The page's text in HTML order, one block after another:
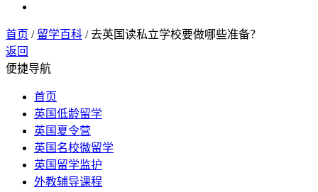
首页 / 留学百科 /去英国读私立学校要做哪些准备？
返回
便捷导航
首页
英国低龄留学
英国夏令营
英国名校微留学
英国留学监护
外教辅导课程